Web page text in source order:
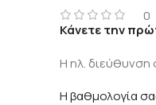
0
Κάνετε την
Η ηλ. διεύθυνση
Η βαθμολογία